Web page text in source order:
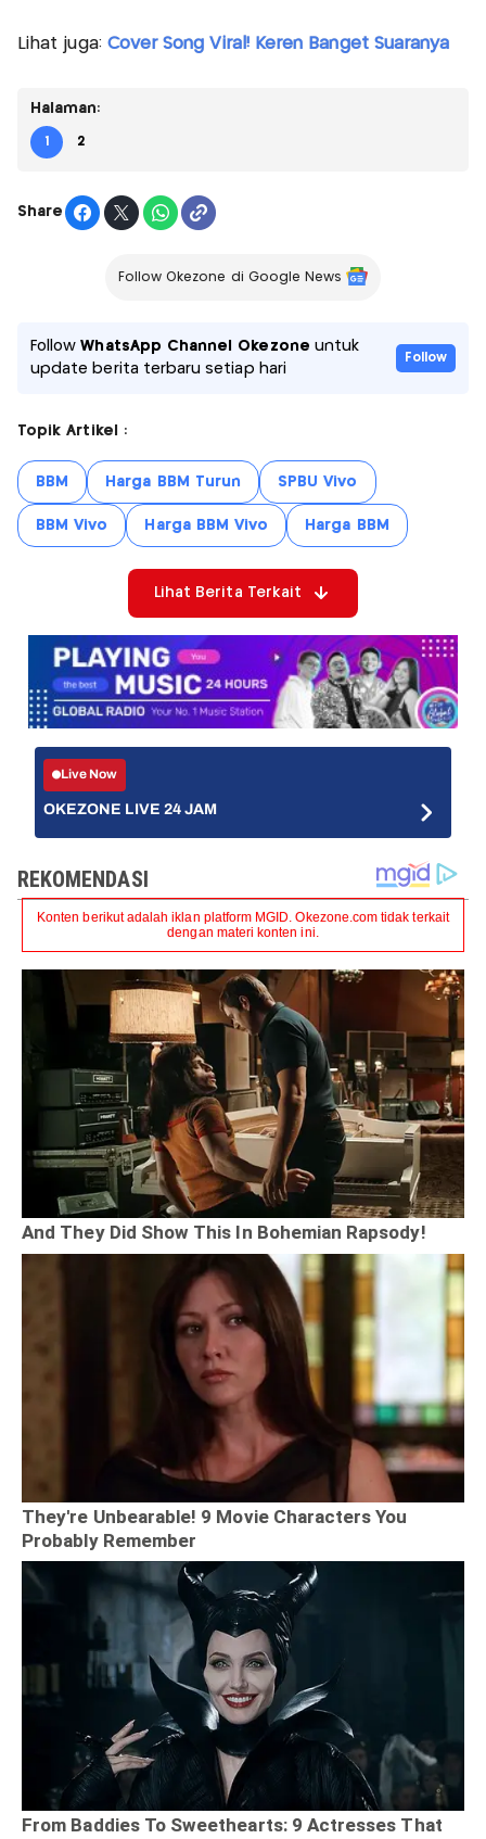
Lihat juga: Cover Song Viral! Keren Banget Suaranya
Halaman:
1 2
Share
Follow Okezone di Google News
FollowWhatsApp Channel Okezone untuk
update berita terbaru setiap hari
Follow
Topik Artikel :
BBM Harga BBM Turun SPBU Vivo
BBM Vivo Harga BBM Vivo Harga BBM
Lihat Berita Terkait
Live Now
OKEZONE LIVE 24 JAM